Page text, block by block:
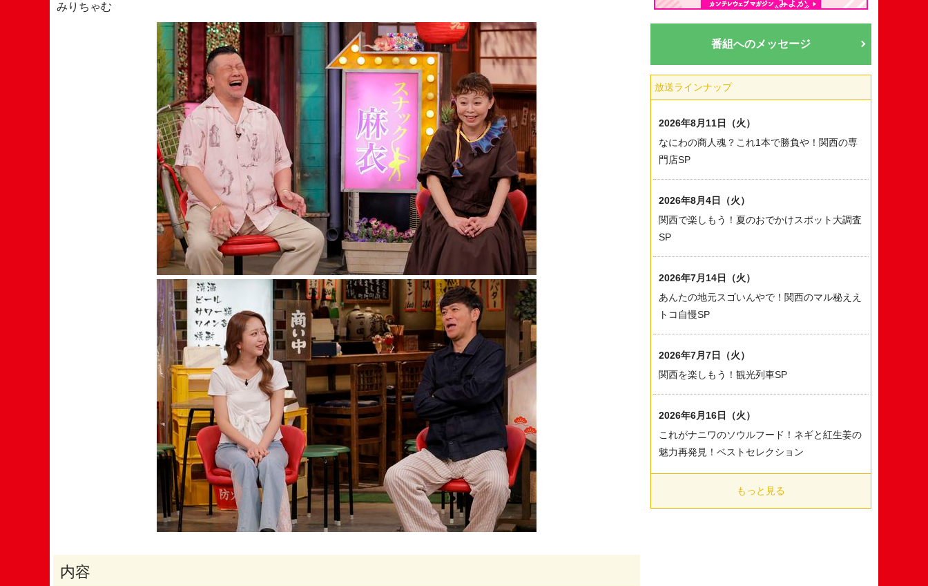
みりちゃむ
内容
番組へのメッセージ
放送ラインナップ
2026年8月11日（火）
なにわの商人魂？これ1本で勝負や！関西の専
門店SP
2026年8月4日（火）
関西で楽しもう！夏のおでかけスポット大調査
SP
2026年7月14日（火）
あんたの地元スゴいんやで！関西のマル秘ええ
トコ自慢SP
2026年7月7日（火）
関西を楽しもう！観光列車SP
2026年6月16日（火）
これがナニワのソウルフード！ネギと紅生姜の
魅力再発見！ベストセレクション
もっと見る